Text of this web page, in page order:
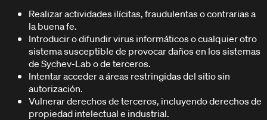
Realizar actividades ilícitas, fraudulentas o contrarias a
la buena fe.
Introducir o difundir virus informáticos o cualquier otro
sistema susceptible de provocar daños en los sistemas
de Sychev-Lab o de terceros.
Intentar acceder a áreas restringidas del sitio sin
autorización.
Vulnerar derechos de terceros, incluyendo derechos de
propiedad intelectual e industrial.